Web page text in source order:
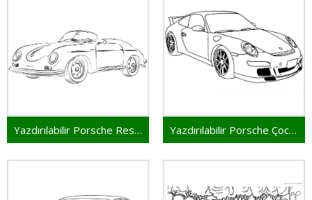
Yazdırılabilir Porsche Resim Yazdırılabilir Porsche Çocuklar İçin